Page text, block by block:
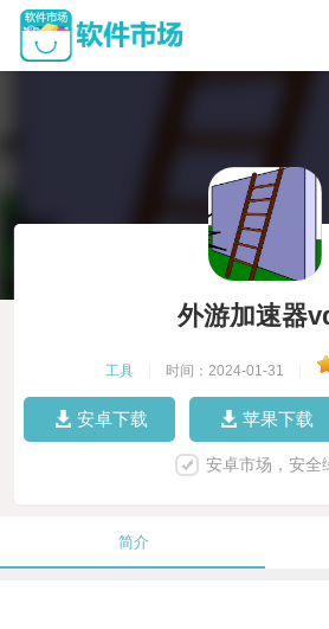
外游加速器
工具 时间：2024-01-31
安卓下载 苹果下载
安卓市场，安全
简介